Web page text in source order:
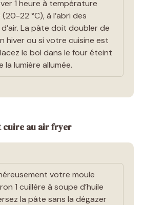
1 heure à température
22 °C), à l’abri des
La pâte doit doubler de
hiver ou si votre cuisine est
le bol dans le four éteint
la lumière allumée.
cuire au air fryer
votre moule
1 cuillère à soupe d’huile
la pâte sans la dégazer